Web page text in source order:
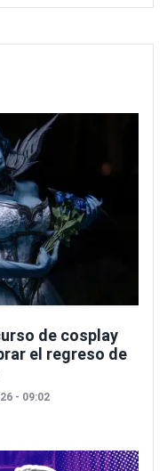
de cosplay
el regreso de
- 09:02